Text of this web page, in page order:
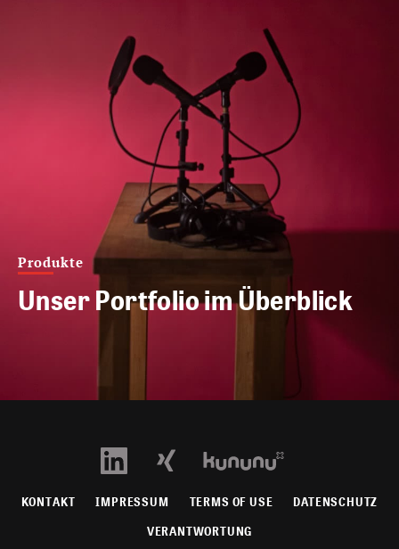
Produkte
Unser Portfolio im Überblick
KONTAKT IMPRESSUM TERMS OF USE DATENSCHUTZ
VERANTWORTUNG